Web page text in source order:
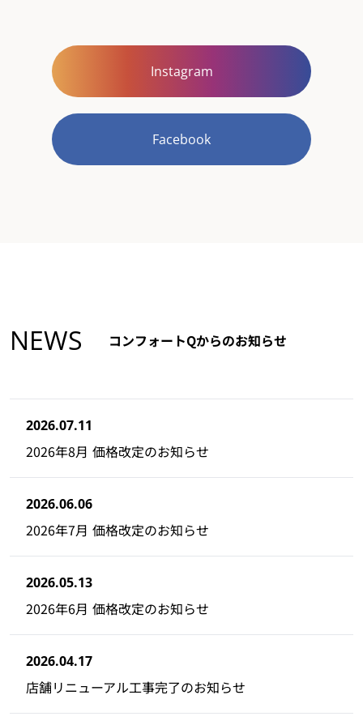
Instagram
Facebook
NEWS コンフォートQからのお知らせ
2026.07.11
2026年8月 価格改定のお知らせ
2026.06.06
2026年7月 価格改定のお知らせ
2026.05.13
2026年6月 価格改定のお知らせ
2026.04.17
店舗リニューアル工事完了のお知らせ